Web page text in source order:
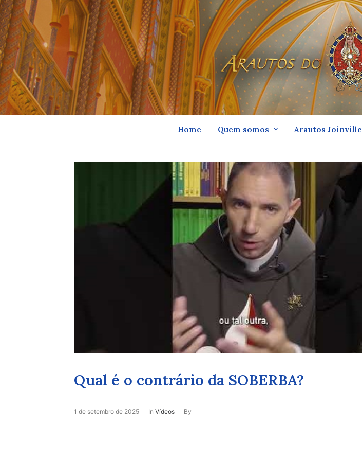
Home Quem somos Arautos Joinville
Qual é o contrário da SOBERBA?
1 de setembro de 2025 In Vídeos By